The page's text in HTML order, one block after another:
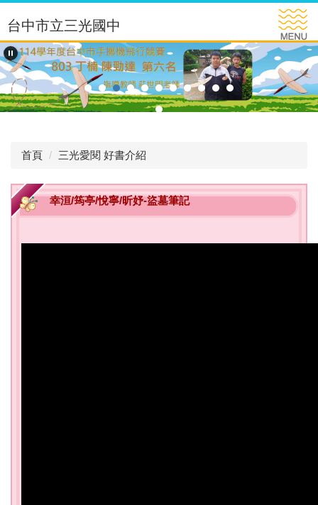
到
主
要
內
容
區
台中市立三光國中
首頁 三光愛閱 好書介紹
幸洹/筠亭/悅寧/昕妤-盜墓筆記